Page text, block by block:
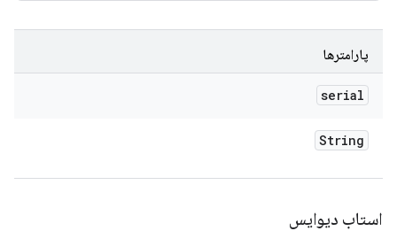
پارامترها
serial
String
استاب دیوایس